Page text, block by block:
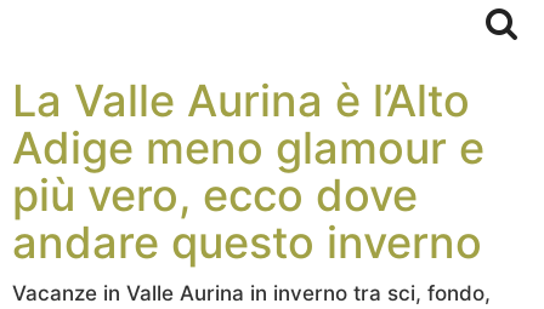
La Valle Aurina è l’Alto
Adige meno glamour e
più vero, ecco dove
andare questo inverno
Vacanze in Valle Aurina in inverno tra sci, fondo,